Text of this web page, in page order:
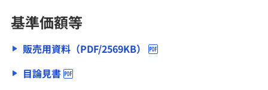
みずほ証券の投資信託トータルリターン通知につい
て
基準価額等
販売用資料（PDF/2569KB）
目論見書